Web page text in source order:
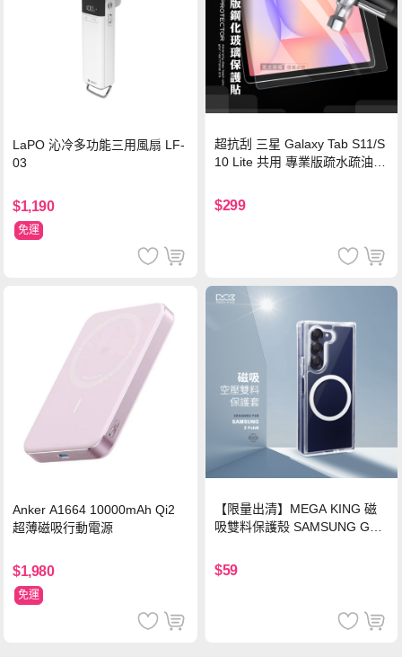
LaPO 沁冷多功能三用風扇 LF-
03
$1,190
免運
超抗刮 三星 Galaxy Tab S11/S
10 Lite 共用 專業版疏水疏油9
$299
Anker A1664 10000mAh Qi2
超薄磁吸行動電源
$1,980
免運
【限量出清】MEGA KING 磁
吸雙料保護殼 SAMSUNG Gala
$59